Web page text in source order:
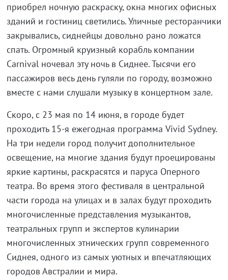
приобрел ночную раскраску, окна многих офисных
зданий и гостиниц светились. Уличные ресторанчики
закрывались, сиднейцы довольно рано ложатся
спать. Огромный круизный корабль компании
Carnival ночевал эту ночь в Сиднее. Тысячи его
пассажиров весь день гуляли по городу, возможно
вместе с нами слушали музыку в концертном зале.
Скоро, с 23 мая по 14 июня, в городе будет
проходить 15-я ежегодная программа Vivid Sydney.
На три недели город получит дополнительное
освещение, на многие здания будут проецированы
яркие картины, раскрасятся и паруса Оперного
театра. Во время этого фестиваля в центральной
части города на улицах и в залах будут проходить
многочисленные представления музыкантов,
театральных групп и экспертов кулинарии
многочисленных этнических групп современного
Сиднея, одного из самых уютных и впечатляющих
городов Австралии и мира.